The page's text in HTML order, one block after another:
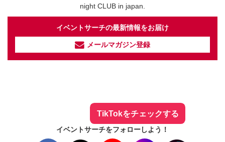
night CLUB in japan.
イベントサーチの最新情報をお届け
メールマガジン登録
TikTokをチェックする
イベントサーチをフォローしよう！